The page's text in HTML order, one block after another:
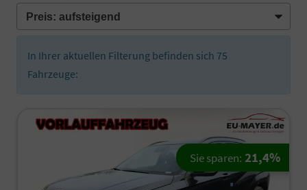
In Ihrer aktuellen Filterung befinden sich 75
Fahrzeuge:
Sie sparen: 21,4%